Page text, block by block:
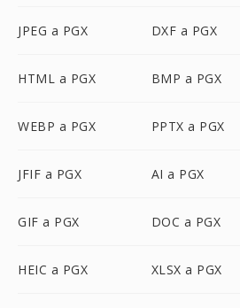
JPEG a PGX DXF a PGX
HTML a PGX BMP a PGX
WEBP a PGX PPTX a PGX
JFIF a PGX AI a PGX
GIF a PGX DOC a PGX
HEIC a PGX XLSX a PGX